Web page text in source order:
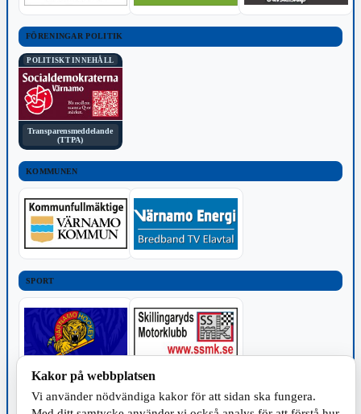
FÖRENINGAR POLITIK
POLITISKT INNEHÅLL
Transparensmeddelande
(TTPA)
KOMMUNEN
SPORT
Kakor på webbplatsen
Vi använder nödvändiga kakor för att sidan ska fungera.